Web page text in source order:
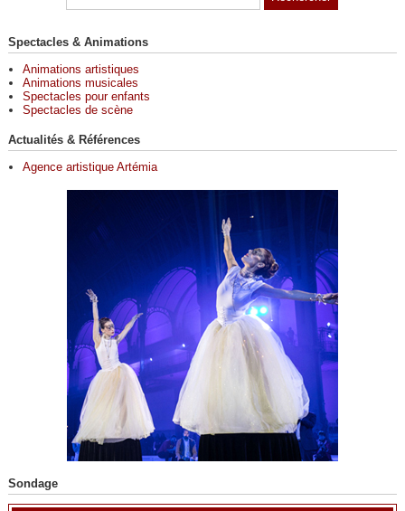
Spectacles & Animations
Animations artistiques
Animations musicales
Spectacles pour enfants
Spectacles de scène
Actualités & Références
Agence artistique Artémia
Sondage